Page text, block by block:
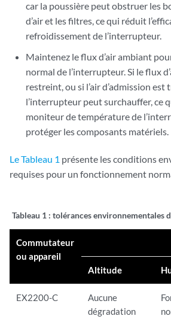
car la poussière peut obstruer les
d’air et les filtres, ce qui réduit
refroidissement de l’interrupteur.
Maintenez le flux d’air ambiant
normal de l’interrupteur. Si le flux
restreint, ou si l’air d’admission est
l’interrupteur peut surchauffer, ce
moniteur de température de
protéger les composants matériels.
Le Tableau 1 présente les conditions
requises pour un fonctionnement
Tableau 1 : tolérances environnementales
Commutateur
ou appareil
Altitude
EX2200-C
Aucune
dégradation